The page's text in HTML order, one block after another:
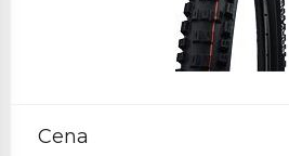
Cena